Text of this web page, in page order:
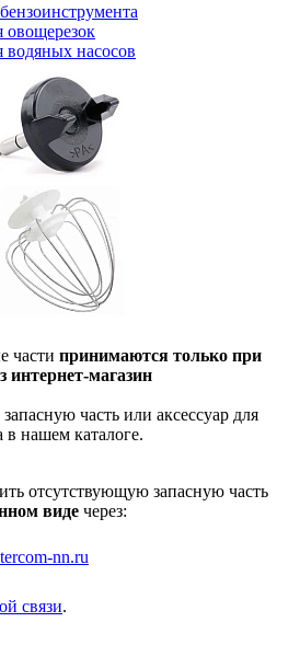
овощерезок
водяных насосов
части принимаются только при
интернет-магазин
часть или аксессуар для
в нашем каталоге.
отсутствующую запасную часть
виде через:
nn.ru
связи.